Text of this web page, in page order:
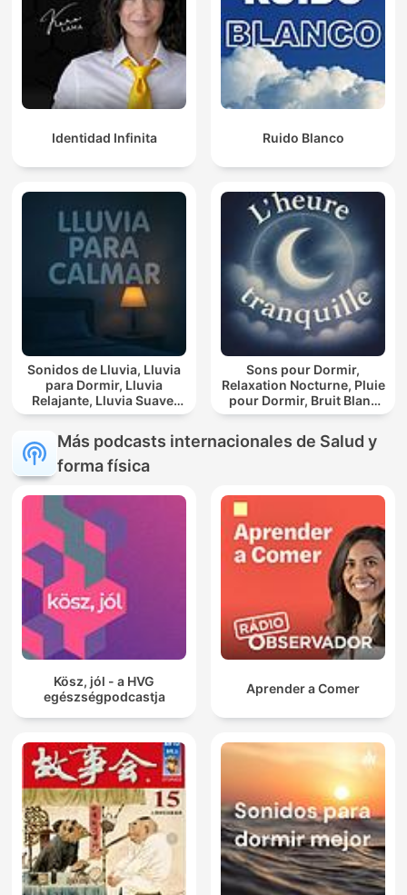
Identidad Infinita Ruido Blanco
Sonidos de Lluvia, Lluvia
para Dormir, Lluvia
Relajante, Lluvia Suave,
Lluvia Para Calmar
Sons pour Dormir,
Relaxation Nocturne, Pluie
pour Dormir, Bruit Blanc
pour Dormir, L' heure
tranquille
Más podcasts internacionales de Salud y
forma física
Kösz, jól - a HVG
egészségpodcastja
Aprender a Comer